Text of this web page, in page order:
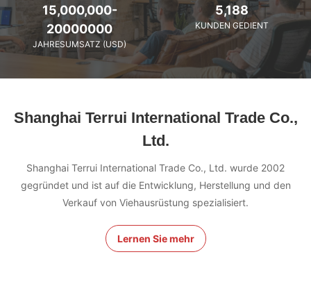
15,000,000-
20000000
JAHRESUMSATZ (USD)
5,188
KUNDEN GEDIENT
Shanghai Terrui International Trade Co.,
Ltd.
Shanghai Terrui International Trade Co., Ltd. wurde 2002
gegründet und ist auf die Entwicklung, Herstellung und den
Verkauf von Viehausrüstung spezialisiert.
Lernen Sie mehr